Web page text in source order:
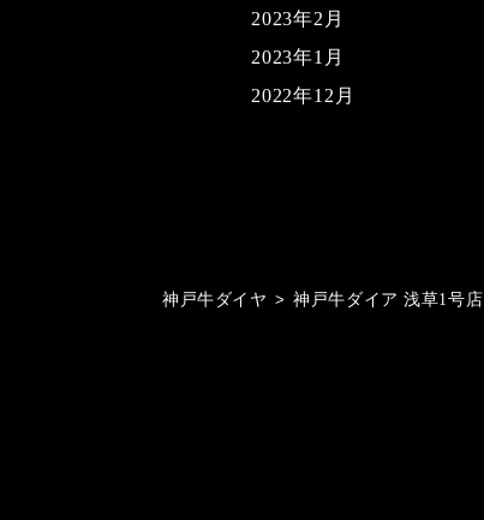
2023年2月
2023年1月
2022年12月
神戸牛ダイヤ > 神戸牛ダイア 浅草1号店